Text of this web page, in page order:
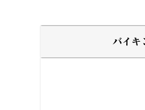
バイキ